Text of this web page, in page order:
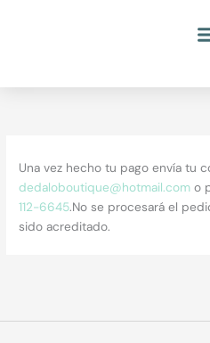
Una vez hecho tu pago envía tu
dedaloboutique@hotmail.com o
112-6645.No se procesará el
sido acreditado.